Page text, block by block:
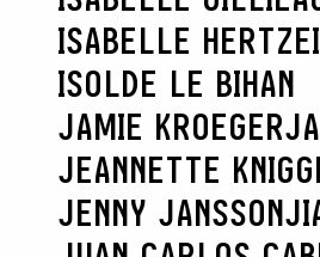
ISABELLE
ISOLDE LE BIHAN
JAMIE KROEGER
JEANNETTE
JENNY JANSSON